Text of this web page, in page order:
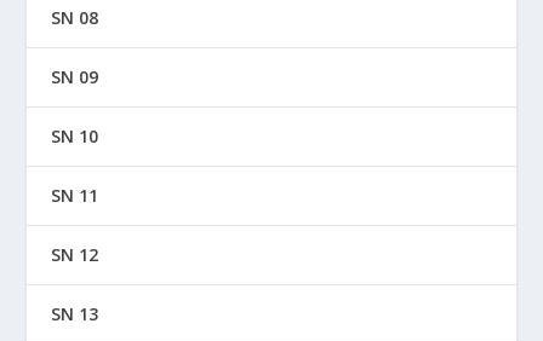
SN 08
SN 09
SN 10
SN 11
SN 12
SN 13